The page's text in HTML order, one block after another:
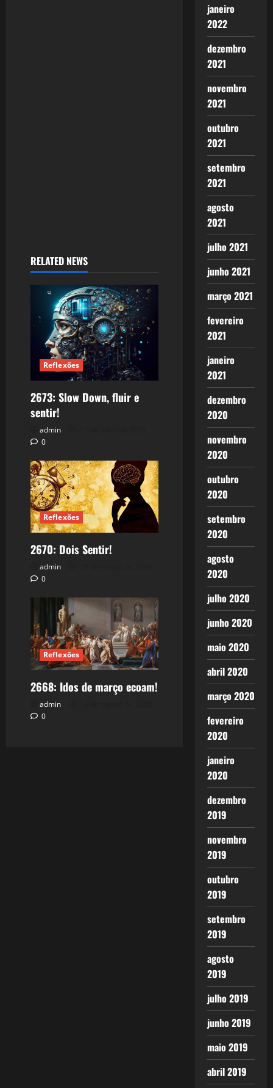
RELATED NEWS
Reflexões
2673: Slow Down, fluir e
sentir!
admin
0
Reflexões
2670: Dois Sentir!
admin
0
Reflexões
2668: Idos de março ecoam!
admin
0
janeiro
2022
dezembro
2021
novembro
2021
outubro
2021
setembro
2021
agosto
2021
julho 2021
junho 2021
março 2021
fevereiro
2021
janeiro
2021
dezembro
2020
novembro
2020
outubro
2020
setembro
2020
agosto
2020
julho 2020
junho 2020
maio 2020
abril 2020
março 2020
fevereiro
2020
janeiro
2020
dezembro
2019
novembro
2019
outubro
2019
setembro
2019
agosto
2019
julho 2019
junho 2019
maio 2019
abril 2019